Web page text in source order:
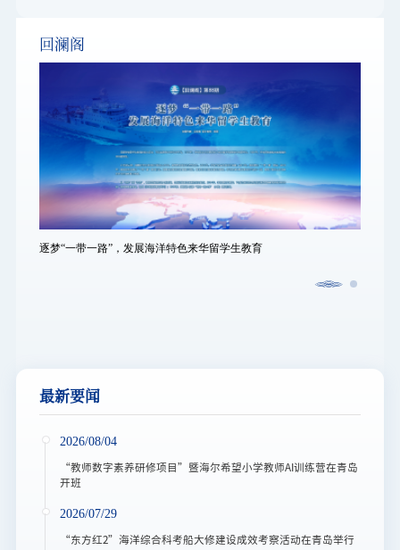
回澜阁
逐梦“一带一路”，发展海洋特色来华留学生教育
最新要闻
2026/08/04
“教师数字素养研修项目”暨海尔希望小学教师AI训练营在青岛
开班
2026/07/29
“东方红2”海洋综合科考船大修建设成效考察活动在青岛举行